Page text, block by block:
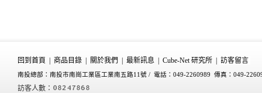
回到首頁 商品目錄 關於我們 最新訊息 Cube-Net 研究所 訪客留言
南投總部：南投市南崗工業區工業南五路11號 / 電話：049-2260989 傳真：049-
訪客人數：